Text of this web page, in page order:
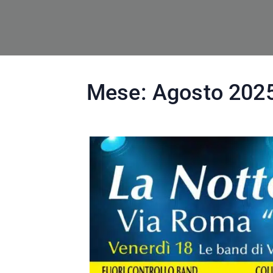
Mese: Agosto